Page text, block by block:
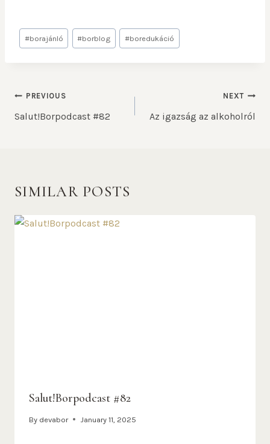
#borajánló #borblog #boredukáció
PREVIOUS
Salut!Borpodcast #82
NEXT
Az igazság az alkoholról
SIMILAR POSTS
Salut!Borpodcast #82
By devabor January 11, 2025